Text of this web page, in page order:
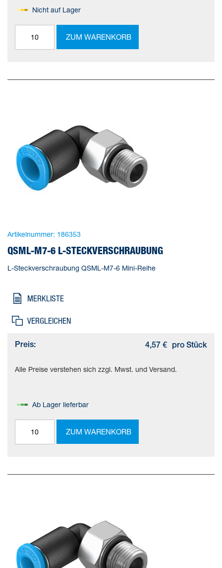
Nicht auf Lager
ZUM WARENKORB
Artikelnummer: 186353
QSML-M7-6 L-STECKVERSCHRAUBUNG
L-Steckverschraubung QSML-M7-6 Mini-Reihe
MERKLISTE
VERGLEICHEN
Preis: 4,57 € pro Stück
Alle Preise verstehen sich zzgl. Mwst. und Versand.
Ab Lager lieferbar
ZUM WARENKORB